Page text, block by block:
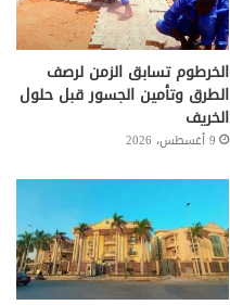
الخرطوم تسابق الزمن لرصف
الطرق وتأمين الجسور قبل حلول
الخريف
9 أغسطس، 2026